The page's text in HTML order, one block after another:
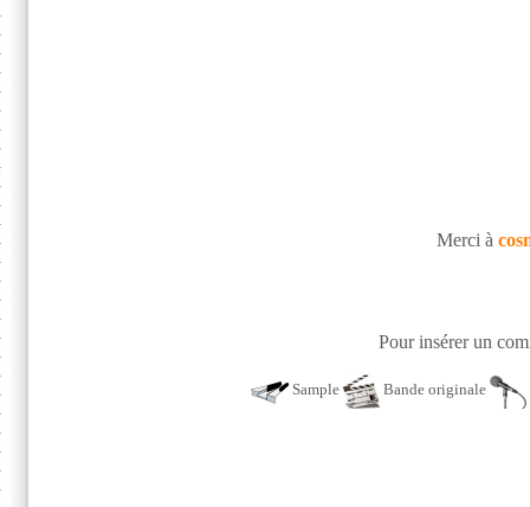
Merci à
Pour insérer un
Sample Bande originale